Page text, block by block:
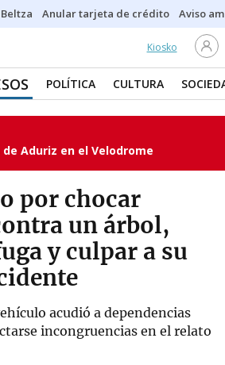
Beltza Anular tarjeta de crédito Aviso
Kiosko
POLÍTICA CULTURA
Aduriz en el Velodrome
por chocar
un árbol,
y culpar a su
acudió a dependencias
incongruencias en el relato